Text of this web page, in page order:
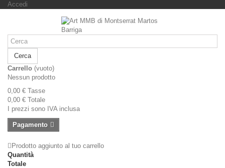
Accedi
Cerca
Carrello (vuoto)
Nessun prodotto
0,00 € Tasse
0,00 € Totale
I prezzi sono IVA inclusa
Pagamento
Prodotto aggiunto al tuo carrello
Quantità
Totale